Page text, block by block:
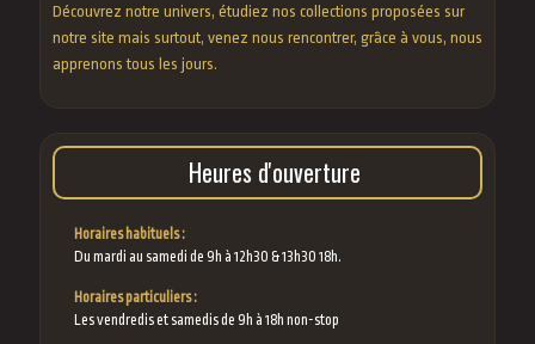
Découvrez notre univers, étudiez nos collections proposées sur
notre site mais surtout, venez nous rencontrer, grâce à vous, nous
apprenons tous les jours.
Heures d'ouverture
Horaires habituels :
Du mardi au samedi de 9h à 12h30 & 13h30 18h.
Horaires particuliers :
Les vendredis et samedis de 9h à 18h non-stop